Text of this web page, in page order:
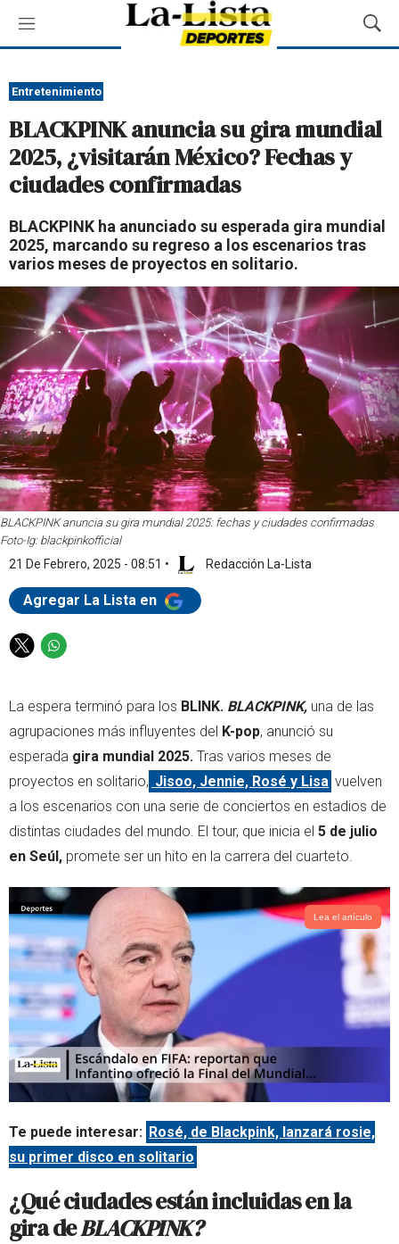
M
e
ú
M
o
a
r
q
u
a
Entretenimiento
BLACKPINK anuncia su gira mundial
2025, ¿visitarán México? Fechas y
ciudades confirmadas
BLACKPINK ha anunciado su esperada gira mundial
2025, marcando su regreso a los escenarios tras
varios meses de proyectos en solitario.
BLACKPINK anuncia su gira mundial 2025: fechas y ciudades confirmadas
Foto-Ig: blackpinkofficial
21 De Febrero, 2025 - 08:51 • Redacción La-Lista
Agregar La Lista en
T
t
t
r
W
t
s
a
p
p
La espera terminó para los BLINK. BLACKPINK, una de las
agrupaciones más influyentes del K-pop, anunció su
esperada gira mundial 2025. Tras varios meses de
proyectos en solitario, Jisoo, Jennie, Rosé y Lisa vuelven
a los escenarios con una serie de conciertos en estadios de
distintas ciudades del mundo. El tour, que inicia el 5 de julio
en Seúl, promete ser un hito en la carrera del cuarteto.
Lea el artículo
Te puede interesar: Rosé, de Blackpink, lanzará rosie,
su primer disco en solitario
¿Qué ciudades están incluidas en la
gira deBLACKPINK?